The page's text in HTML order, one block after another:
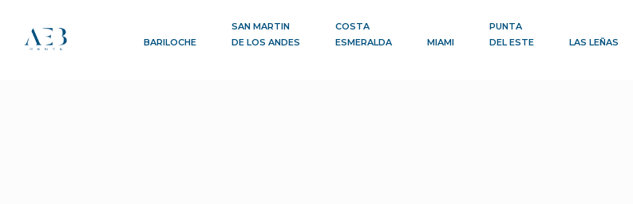
BARILOCHE
SAN MARTIN
DE LOS ANDES
COSTA
ESMERALDA
MIAMI
PUNTA
DEL ESTE
LAS LEÑAS